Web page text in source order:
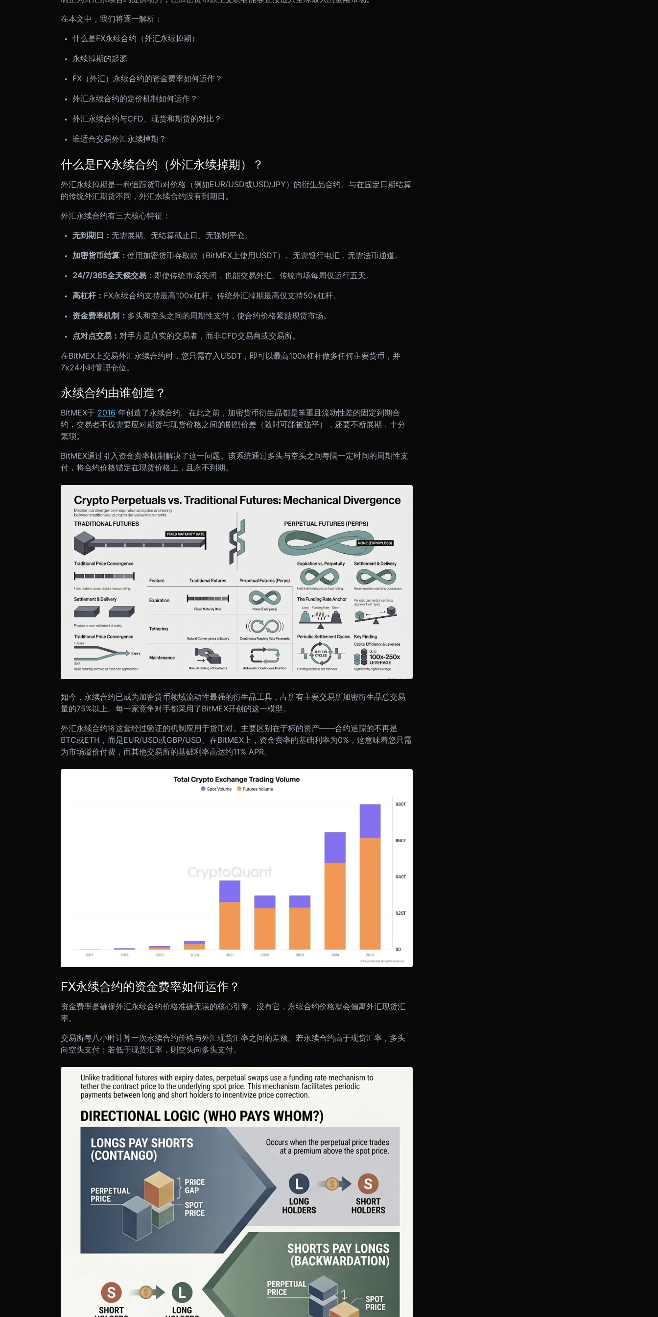
在本文中，我们将逐一解析：
什么是FX永续合约（外汇永续掉期）
永续掉期的起源
FX（外汇）永续合约的资金费率如何运作？
外汇永续合约的定价机制如何运作？
外汇永续合约与CFD、现货和期货的对比？
谁适合交易外汇永续掉期？
什么是FX永续合约（外汇永续掉期）？
外汇永续掉期是一种追踪货币对价格（例如EUR/USD或USD/JPY）的衍生品合约。与在固定日期结算
的传统外汇期货不同，外汇永续合约没有到期日。
外汇永续合约有三大核心特征：
无到期日： 无需展期、无结算截止日、无强制平仓。
加密货币结算： 使用加密货币存取款（BitMEX上使用USDT）。无需银行电汇，无需法币通道。
24/7/365全天候交易： 即使传统市场关闭，也能交易外汇。传统市场每周仅运行五天。
高杠杆： FX永续合约支持最高100x杠杆。传统外汇掉期最高仅支持50x杠杆。
资金费率机制： 多头和空头之间的周期性支付，使合约价格紧贴现货市场。
点对点交易： 对手方是真实的交易者，而非CFD交易商或交易所。
在BitMEX上交易外汇永续合约时，您只需存入USDT，即可以最高100x杠杆做多任何主要货币，并
7x24小时管理仓位。
永续合约由谁创造？
BitMEX于 2016 年创造了永续合约。在此之前，加密货币衍生品都是笨重且流动性差的固定到期合
约，交易者不仅需要应对期货与现货价格之间的剧烈价差（随时可能被强平），还要不断展期，十分
繁琐。
BitMEX通过引入资金费率机制解决了这一问题。该系统通过多头与空头之间每隔一定时间的周期性支
付，将合约价格锚定在现货价格上，且永不到期。
如今，永续合约已成为加密货币领域流动性最强的衍生品工具，占所有主要交易所加密衍生品总交易
量的75%以上。每一家竞争对手都采用了BitMEX开创的这一模型。
外汇永续合约将这套经过验证的机制应用于货币对。主要区别在于标的资产——合约追踪的不再是
BTC或ETH，而是EUR/USD或GBP/USD。在BitMEX上，资金费率的基础利率为0%，这意味着您只需
为市场溢价付费，而其他交易所的基础利率高达约11% APR。
FX永续合约的资金费率如何运作？
资金费率是确保外汇永续合约价格准确无误的核心引擎。没有它，永续合约价格就会偏离外汇现货汇
率。
交易所每八小时计算一次永续合约价格与外汇现货汇率之间的差额。若永续合约高于现货汇率，多头
向空头支付；若低于现货汇率，则空头向多头支付。